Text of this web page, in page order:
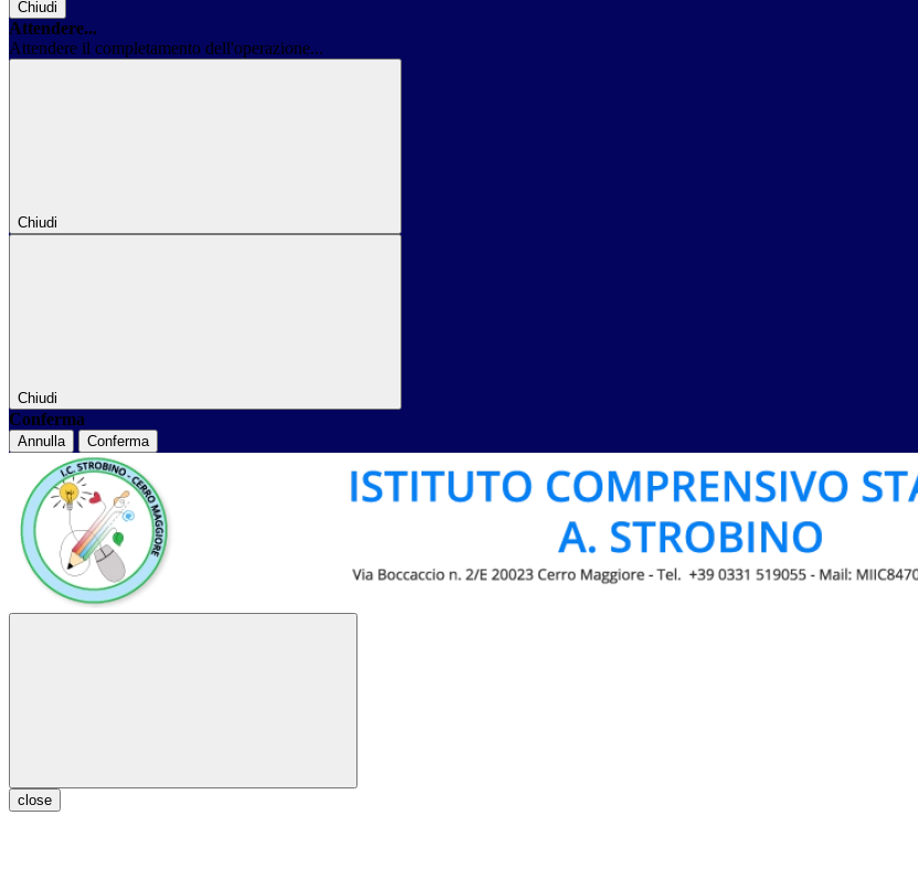
Chiudi
Attendere...
Attendere il completamento dell'operazione...
Chiudi
Chiudi
Conferma
Annulla Conferma
close